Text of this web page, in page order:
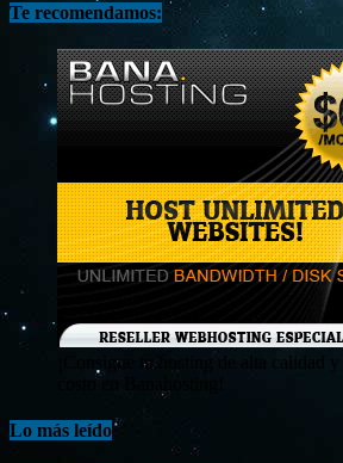
Te recomendamos:
¡Consigue tu hosting de alta calidad
costo en Banahosting!
Lo más leído